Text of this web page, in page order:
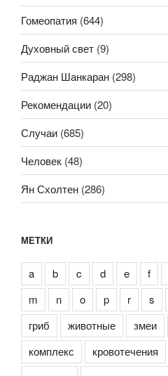
Гомеопатия (644)
Духовный свет (9)
Раджан Шанкаран (298)
Рекомендации (20)
Случаи (685)
Человек (48)
Ян Схолтен (286)
МЕТКИ
a b c d e f
m
n o p r s
гриб
животные змеи
комплекс
кровотечения